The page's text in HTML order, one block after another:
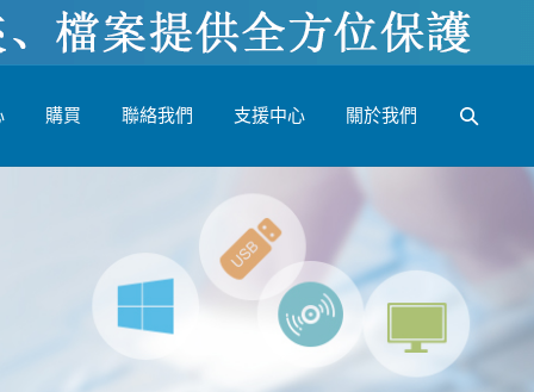
購買 聯絡我們 支援中心 關於我們